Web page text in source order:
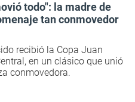
todo": la madre de
tan conmovedor
recibió la Copa Juan
en un clásico que unió
conmovedora.